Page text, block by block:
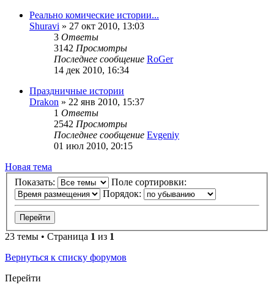
Реально комические истории...
Shuravi » 27 окт 2010, 13:03
3 Ответы
3142 Просмотры
Последнее сообщение RoGer
14 дек 2010, 16:34
Праздничные истории
Drakon » 22 янв 2010, 15:37
1 Ответы
2542 Просмотры
Последнее сообщение Evgeniy
01 июл 2010, 20:15
Новая тема
Показать:
Поле сортировки:
Порядок:
23 темы • Страница 1 из 1
Вернуться к списку форумов
Перейти